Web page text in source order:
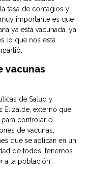
tasa de contagios y
importante es que
ya está vacunada, ya
lo que nos está
vacunas
de Salud y
Elizalde, externó que,
controlar el
de vacunas,
que se aplican en un
de todos: tenemos
a la población”,